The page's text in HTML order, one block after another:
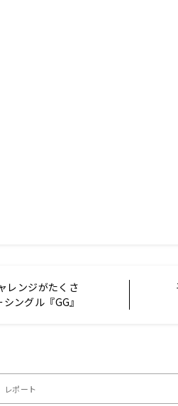
レンジがたくさ
ングル『GG』
ポート